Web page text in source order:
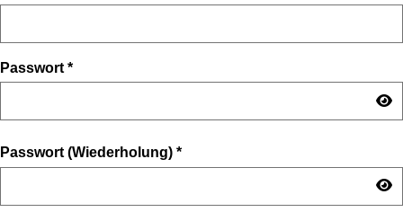
Passwort *
Passwort (Wiederholung) *